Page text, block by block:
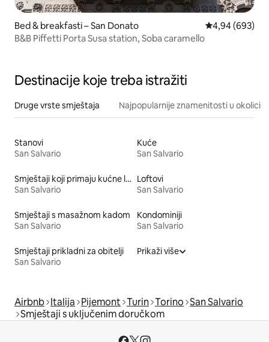
Bed & breakfasti – San Donato Prosječna
4,94 (693)
B&B Piffetti Porta Susa station, Soba caramello
Destinacije koje treba istražiti
Druge vrste smještaja Najpopularnije znamenitosti u okolici
Stanovi
San Salvario
Kuće
San Salvario
Smještaji koji primaju kućne ljubimce
San Salvario
Loftovi
San Salvario
Smještaji s masažnom kadom
San Salvario
Kondominiji
San Salvario
Smještaji prikladni za obitelji
San Salvario
Prikaži više
Airbnb Italija Pijemont Turin Torino San Salvario
Smještaji s uključenim doručkom